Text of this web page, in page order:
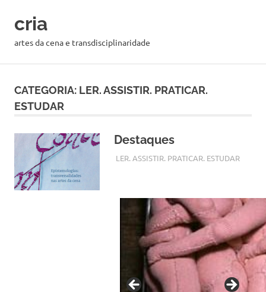
cria
artes da cena e transdisciplinaridade
CATEGORIA: LER. ASSISTIR. PRATICAR.
ESTUDAR
Destaques
24 NOVEMBRO, 2017
CRIAARTES
LER. ASSISTIR. PRATICAR. ESTUDAR